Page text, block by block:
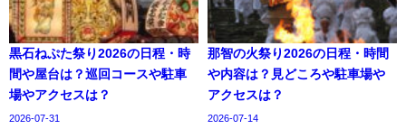
黒石ねぷた祭り2026の日程・時
間や屋台は？巡回コースや駐車
場やアクセスは？
2026-07-31
那智の火祭り2026の日程・時間
や内容は？見どころや駐車場や
アクセスは？
2026-07-14